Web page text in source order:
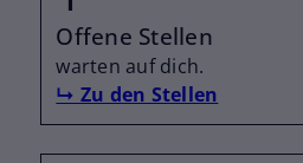
Offene Stellen
warten auf dich.
↳ Zu den Stellen